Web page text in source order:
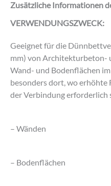
Zusätzliche Informationen
VERWENDUNGSZWECK:
Geeignet für die
mm) von Architekturbeton-
Wand- und Bodenflächen
besonders dort, wo
der Verbindung erforderlich
– Wänden
– Bodenflächen